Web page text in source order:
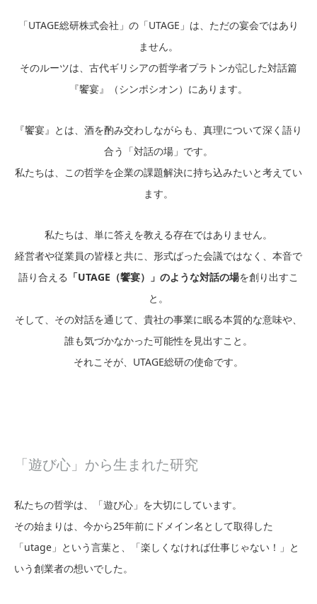
「UTAGE総研株式会社」の「UTAGE」は、ただの宴会ではあり
ません。
そのルーツは、古代ギリシアの哲学者プラトンが記した対話篇
『饗宴』（シンポシオン）にあります。
『饗宴』とは、酒を酌み交わしながらも、真理について深く語り
合う「対話の場」です。
私たちは、この哲学を企業の課題解決に持ち込みたいと考えてい
ます。
私たちは、単に答えを教える存在ではありません。
経営者や従業員の皆様と共に、形式ばった会議ではなく、本音で
語り合える 「UTAGE（饗宴）」のような対話の場を創り出すこ
と。
そして、その対話を通じて、貴社の事業に眠る本質的な意味や、
誰も気づかなかった可能性を見出すこと。
それこそが、UTAGE総研の使命です。
「遊び心」から生まれた研究
私たちの哲学は、「遊び心」を大切にしています。
その始まりは、今から25年前にドメイン名として取得した
「utage」という言葉と、「楽しくなければ仕事じゃない！」と
いう創業者の想いでした。